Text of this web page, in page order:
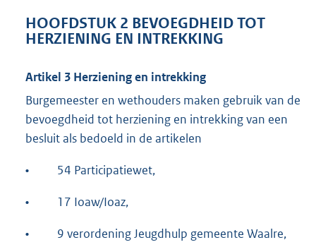
HOOFDSTUK 2 BEVOEGDHEID TOT
HERZIENING EN INTREKKING
Artikel 3 Herziening en intrekking
Burgemeester en wethouders maken gebruik van de
bevoegdheid tot herziening en intrekking van een
besluit als bedoeld in de artikelen
• 54 Participatiewet,
• 17 Ioaw/Ioaz,
• 9 verordening Jeugdhulp gemeente Waalre,